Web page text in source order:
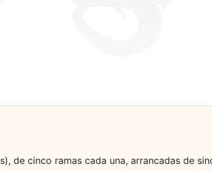
de cinco ramas cada una, arrancadas de